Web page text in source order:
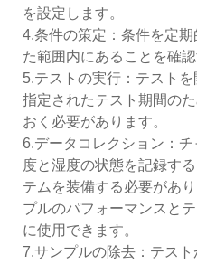
を設定します。
4.条件の策定：条件を定
た範囲内にあることを確
5.テストの実行：テストを
指定されたテスト期間の
おく必要があります。
6.データコレクション：
度と湿度の状態を記録す
テムを装備する必要があ
プルのパフォーマンスと
に使用できます。
7.サンプルの除去：テス